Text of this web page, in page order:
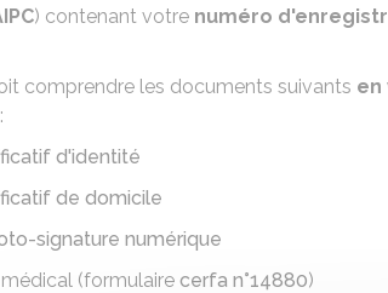
) contenant votre numéro
comprendre les documents suivants en
:
d'identité
de domicile
signature numérique
(formulaire cerfa n°14880)